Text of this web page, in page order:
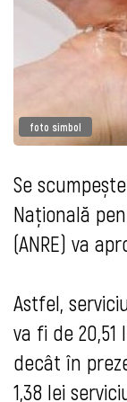
foto simbol
Se
Națională
(ANRE) va
Astfel,
va fi de
decât în
1,38 lei